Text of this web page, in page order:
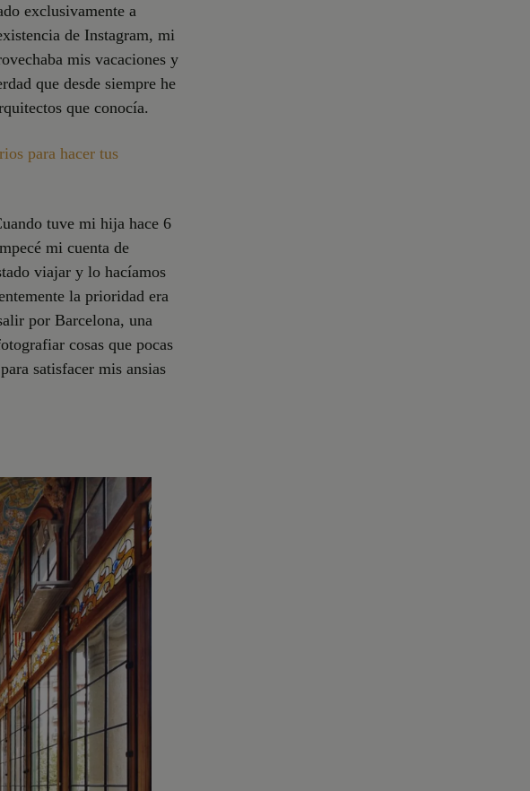
exclusivamente a
de Instagram, mi
mis vacaciones y
que desde siempre he
que conocía.
para hacer tus
tuve mi hija hace 6
mi cuenta de
viajar y lo hacíamos
la prioridad era
por Barcelona, una
cosas que pocas
satisfacer mis ansias